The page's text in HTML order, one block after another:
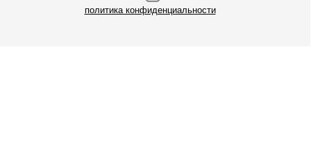
политика конфиденциальности